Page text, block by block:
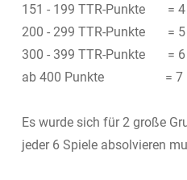
151 - 199 TTR-Punkte = 4
200 - 299 TTR-Punkte = 5
300 - 399 TTR-Punkte = 6
ab 400 Punkte = 7
Es wurde sich für 2 große
jeder 6 Spiele absolvieren